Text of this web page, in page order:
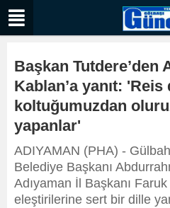
Başkan Tutdere’den
Kablan’a yanıt: 'Reis
koltuğumuzdan
yapanlar'
ADIYAMAN (PHA) -
Belediye Başkanı
Adıyaman İl Başkanı Faruk
eleştirilerine sert bir dille